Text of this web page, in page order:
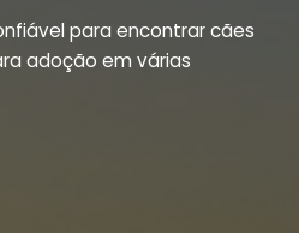
para encontrar cães
adoção em várias